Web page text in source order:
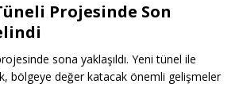
Projesinde Son
sona yaklaşıldı. Yeni tünel ile
bölgeye değer katacak önemli gelişmeler